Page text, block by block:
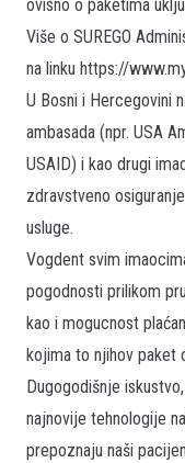
ovisno o paketima
Više o SUREGO
na linku https://
U Bosni i Hercegovini
ambasada (npr. USA
USAID) i kao drugi
zdravstveno
usluge.
Vogdent svim
pogodnosti prilikom
kao i mogucnost
kojima to njihov paket
Dugogodišnje
najnovije tehnologije
prepoznaju naši